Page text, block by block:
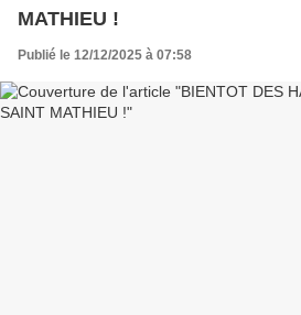
MATHIEU !
Publié le 12/12/2025 à 07:58